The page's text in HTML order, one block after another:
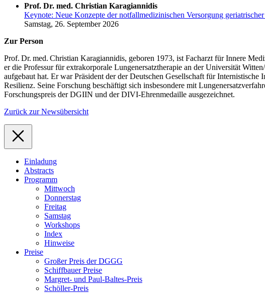
Prof. Dr. med. Christian Karagiannidis
Keynote: Neue Konzepte der notfallmedizinischen Versorgung geriatrischer
Samstag, 26. September 2026
Zur Person
Prof. Dr. med. Christian Karagiannidis, geboren 1973, ist Facharzt für Innere
er die Professur für extrakorporale Lungenersatztherapie an der Universität
aufgebaut hat. Er war Präsident der der Deutschen Gesellschaft für
Resilienz. Seine Forschung beschäftigt sich insbesondere mit
Forschungspreis der DGIIN und der DIVI-Ehrenmedaille ausgezeichnet.
Zurück zur Newsübersicht
Einladung
Abstracts
Programm
Mittwoch
Donnerstag
Freitag
Samstag
Workshops
Index
Hinweise
Preise
Großer Preis der DGGG
Schiffbauer Preise
Margret- und Paul-Baltes-Preis
Schöller-Preis